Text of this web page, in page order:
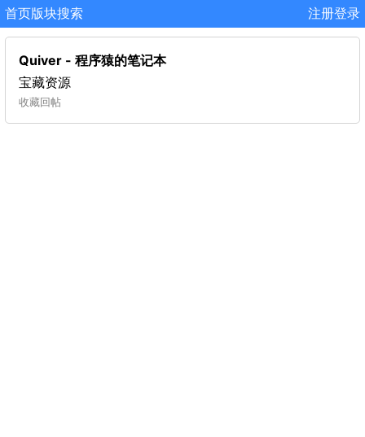
首页版块搜索 注册登录
Quiver - 程序猿的笔记本
宝藏资源
收藏回帖